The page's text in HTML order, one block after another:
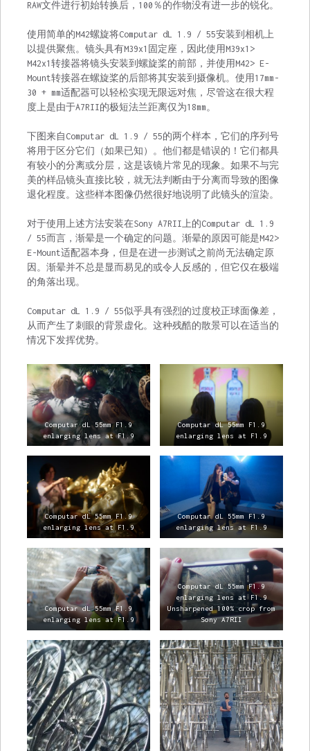
RAW文件进行初始转换后，100％的作物没有进一步的锐化。
使用简单的M42螺旋将Computar dL 1.9 / 55安装到相机上
以提供聚焦。镜头具有M39x1固定座，因此使用M39x1>
M42x1转接器将镜头安装到螺旋桨的前部，并使用M42> E-
Mount转接器在螺旋桨的后部将其安装到摄像机。使用17mm-
30 + mm适配器可以轻松实现无限远对焦，尽管这在很大程
度上是由于A7RII的极短法兰距离仅为18mm。
下图来自Computar dL 1.9 / 55的两个样本，它们的序列号
将用于区分它们（如果已知）。他们都是错误的！它们都具
有较小的分离或分层，这是该镜片常见的现象。如果不与完
美的样品镜头直接比较，就无法判断由于分离而导致的图像
退化程度。这些样本图像仍然很好地说明了此镜头的渲染。
对于使用上述方法安装在Sony A7RII上的Computar dL 1.9
/ 55而言，渐晕是一个确定的问题。渐晕的原因可能是M42>
E-Mount适配器本身，但是在进一步测试之前尚无法确定原
因。渐晕并不总是显而易见的或令人反感的，但它仅在极端
的角落出现。
Computar dL 1.9 / 55似乎具有强烈的过度校正球面像差，
从而产生了刺眼的背景虚化。这种残酷的散景可以在适当的
情况下发挥优势。
Computar dL 55mm F1.9
enlarging lens at F1.9
Computar dL 55mm F1.9
enlarging lens at F1.9
Computar dL 55mm F1.9
enlarging lens at F1.9
Computar dL 55mm F1.9
enlarging lens at F1.9
Computar dL 55mm F1.9
enlarging lens at F1.9
Computar dL 55mm F1.9
enlarging lens at F1.9
Unsharpened 100% crop from
Sony A7RII